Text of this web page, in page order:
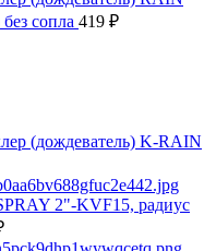
сопла 419 ₽
(дождеватель) K-RAIN
2"-KVF15, радиус